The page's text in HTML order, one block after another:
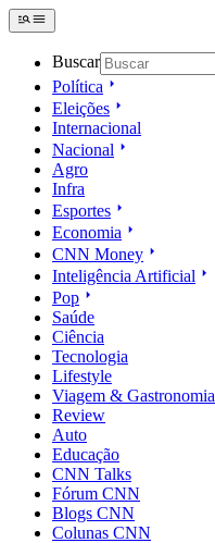
Buscar
Política
Eleições
Internacional
Nacional
Agro
Infra
Esportes
Economia
CNN Money
Inteligência Artificial
Pop
Saúde
Ciência
Tecnologia
Lifestyle
Viagem & Gastronomia
Review
Auto
Educação
CNN Talks
Fórum CNN
Blogs CNN
Colunas CNN